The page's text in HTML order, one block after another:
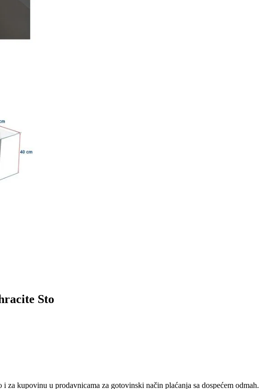
Sto
za kupovinu u prodavnicama za gotovinski način plaćanja sa dospećem odmah.